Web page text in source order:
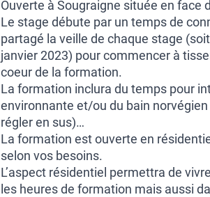
Ouverte à Sougraigne située en face
Le stage débute par un temps de
partagé la veille de chaque stage
janvier 2023) pour commencer à
coeur de la formation.
La formation inclura du temps pour
environnante et/ou du bain
régler en sus)…
La formation est ouverte en
selon vos besoins.
L’aspect résidentiel permettra de
les heures de formation mais aussi